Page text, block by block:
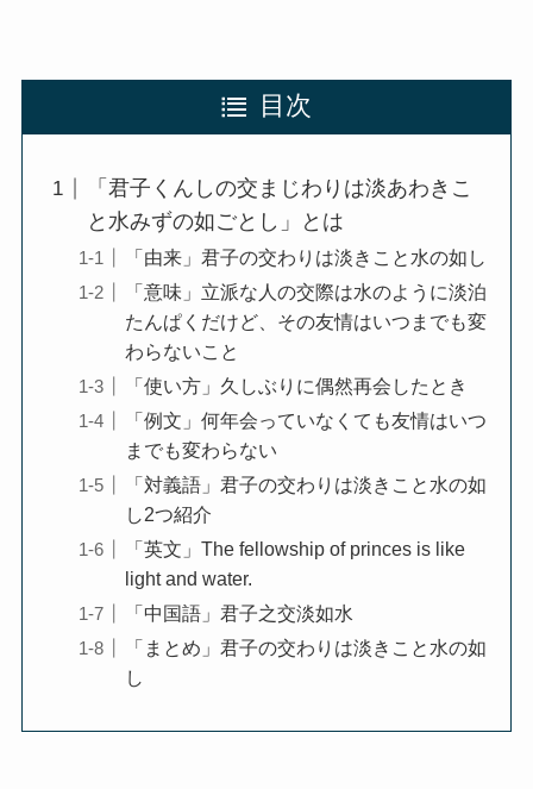
目次
「君子くんしの交まじわりは淡あわきこ
と水みずの如ごとし」とは
「由来」君子の交わりは淡きこと水の如し
「意味」立派な人の交際は水のように淡泊
たんぱくだけど、その友情はいつまでも変
わらないこと
「使い方」久しぶりに偶然再会したとき
「例文」何年会っていなくても友情はいつ
までも変わらない
「対義語」君子の交わりは淡きこと水の如
し2つ紹介
「英文」The fellowship of princes is like
light and water.
「中国語」君子之交淡如水
「まとめ」君子の交わりは淡きこと水の如
し